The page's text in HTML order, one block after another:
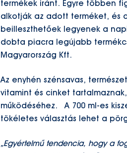
termékek iránt. Egyre többen
alkotják az adott terméket, és
beilleszthetőek legyenek a
dobta piacra legújabb
Magyarország Kft.
Az enyhén szénsavas,
vitamint és cinket
működéséhez. A 700 ml-es
tökéletes választás lehet a
„Egyértelmű tendencia, hogy a